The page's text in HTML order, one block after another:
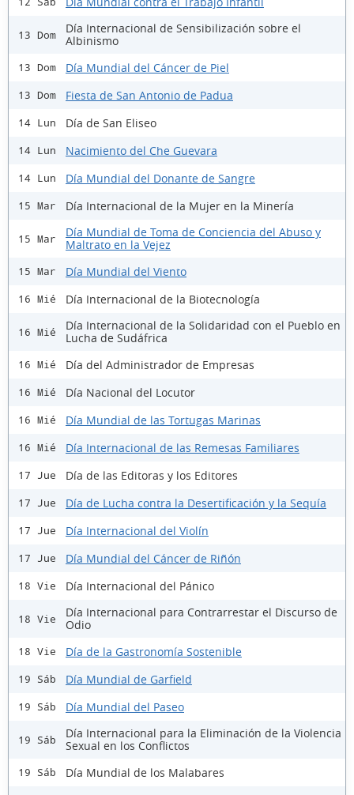
13 Dom
Día Internacional de Sensibilización sobre el
Albinismo
13 Dom Día Mundial del Cáncer de Piel
13 Dom Fiesta de San Antonio de Padua
14 Lun Día de San Eliseo
14 Lun Nacimiento del Che Guevara
14 Lun Día Mundial del Donante de Sangre
15 Mar Día Internacional de la Mujer en la Minería
15 Mar
Día Mundial de Toma de Conciencia del Abuso y
Maltrato en la Vejez
15 Mar Día Mundial del Viento
16 Mié Día Internacional de la Biotecnología
16 Mié
Día Internacional de la Solidaridad con el Pueblo en
Lucha de Sudáfrica
16 Mié Día del Administrador de Empresas
16 Mié Día Nacional del Locutor
16 Mié Día Mundial de las Tortugas Marinas
16 Mié Día Internacional de las Remesas Familiares
17 Jue Día de las Editoras y los Editores
17 Jue Día de Lucha contra la Desertificación y la Sequía
17 Jue Día Internacional del Violín
17 Jue Día Mundial del Cáncer de Riñón
18 Vie Día Internacional del Pánico
18 Vie
Día Internacional para Contrarrestar el Discurso de
Odio
18 Vie Día de la Gastronomía Sostenible
19 Sáb Día Mundial de Garfield
19 Sáb Día Mundial del Paseo
19 Sáb
Día Internacional para la Eliminación de la Violencia
Sexual en los Conflictos
19 Sáb Día Mundial de los Malabares